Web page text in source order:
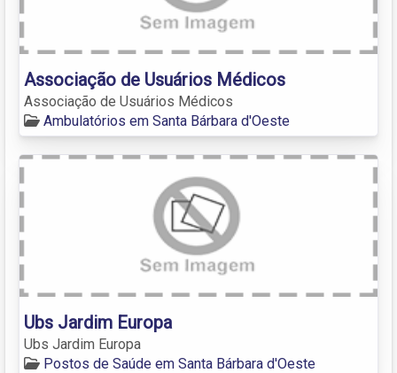
Associação de Usuários Médicos
Associação de Usuários Médicos
Ambulatórios em Santa Bárbara d'Oeste
Ubs Jardim Europa
Ubs Jardim Europa
Postos de Saúde em Santa Bárbara d'Oeste